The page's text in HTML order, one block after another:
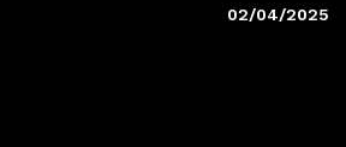
02/04/2025